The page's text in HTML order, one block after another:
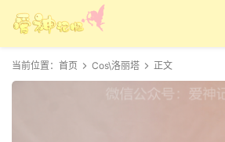
当前位置： 首页 Cos\洛丽塔 正文